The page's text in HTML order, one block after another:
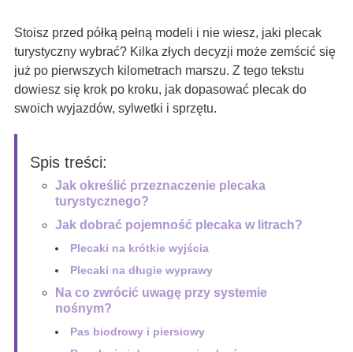
Stoisz przed półką pełną modeli i nie wiesz, jaki plecak
turystyczny wybrać? Kilka złych decyzji może zemścić się
już po pierwszych kilometrach marszu. Z tego tekstu
dowiesz się krok po kroku, jak dopasować plecak do
swoich wyjazdów, sylwetki i sprzętu.
Spis treści:
Jak określić przeznaczenie plecaka
turystycznego?
Jak dobrać pojemność plecaka w litrach?
Plecaki na krótkie wyjścia
Plecaki na długie wyprawy
Na co zwrócić uwagę przy systemie
nośnym?
Pas biodrowy i piersiowy